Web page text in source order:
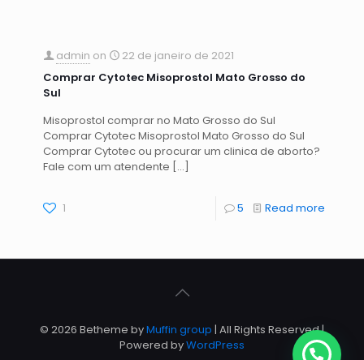
admin on
22 de janeiro de 2021
Comprar Cytotec Misoprostol Mato Grosso do
Sul
Misoprostol comprar no Mato Grosso do Sul
Comprar Cytotec Misoprostol Mato Grosso do Sul
Comprar Cytotec ou procurar um clinica de aborto?
Fale com um atendente […]
1 5 Read more
© 2026 Betheme byMuffin group | All Rights Reserved |
Powered byWordPress